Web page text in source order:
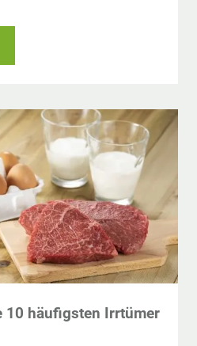
10 häufigsten Irrtümer